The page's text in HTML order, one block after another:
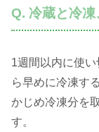
Q. 冷蔵と冷
1週間以内に使
ら早めに冷凍す
かじめ冷凍分を
す。